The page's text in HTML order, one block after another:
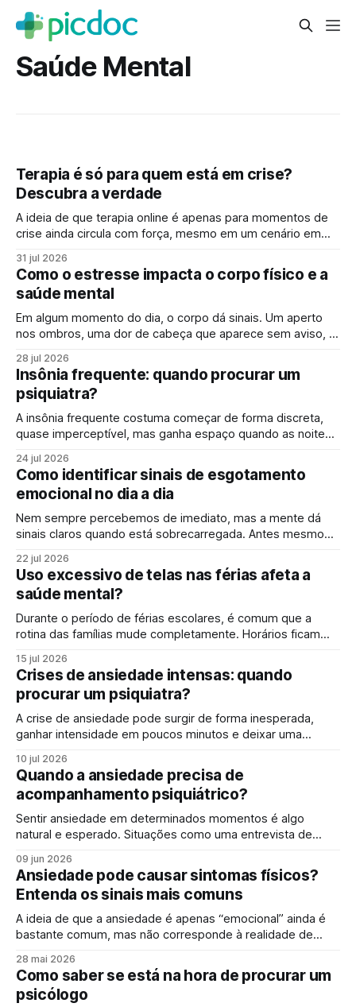
Saúde Mental
Terapia é só para quem está em crise?
Descubra a verdade
A ideia de que terapia online é apenas para momentos de
crise ainda circula com força, mesmo em um cenário em
Para muita gente, buscar um psicólogo online parece um
sinal de que “algo saiu do controle”. Mas essa percepção,
31 jul 2026
Como o estresse impacta o corpo físico e a
saúde mental
Em algum momento do dia, o corpo dá sinais. Um aperto
nos ombros, uma dor de cabeça que aparece sem aviso, o
Muitas vezes, esses sintomas parecem isolados, mas
podem estar ligados a algo maior: os efeitos do estresse
no corpo. Em
28 jul 2026
Insônia frequente: quando procurar um
psiquiatra?
A insônia frequente costuma começar de forma discreta,
quase imperceptível, mas ganha espaço quando as noites
parte da rotina. Nem sempre é sobre não dormir nada. Às
vezes, a dificuldade está em pegar no sono, em acordar
várias vezes durante
24 jul 2026
Como identificar sinais de esgotamento
emocional no dia a dia
Nem sempre percebemos de imediato, mas a mente dá
sinais claros quando está sobrecarregada. Antes mesmo
uma sensação constante de desgaste, como se tudo
exigisse mais esforço do que deveria. O acúmulo de
responsabilidades, preocupações e cobranças vai se
instalando aos poucos.
22 jul 2026
Uso excessivo de telas nas férias afeta a
saúde mental?
Durante o período de férias escolares, é comum que a
rotina das famílias mude completamente. Horários ficam
o tempo dedicado a dispositivos digitais aumenta,
impactando diretamente a saúde mental de crianças e
adolescentes. Nesse cenário, cresce a busca por temas
como psicólogo
15 jul 2026
Crises de ansiedade intensas: quando
procurar um psiquiatra?
A crise de ansiedade pode surgir de forma inesperada,
ganhar intensidade em poucos minutos e deixar uma
faça parte da vida, quando ela ultrapassa certos limites,
começa a afetar o corpo, a mente e a rotina de forma
significativa. Muitas pessoas
10 jul 2026
Quando a ansiedade precisa de
acompanhamento psiquiátrico?
Sentir ansiedade em determinados momentos é algo
natural e esperado. Situações como uma entrevista de
preocupações financeiras ativam uma resposta do
organismo que aumenta o estado de alerta e prepara o
corpo para agir. Esse tipo de ansiedade é funcional e,
09 jun 2026
Ansiedade pode causar sintomas físicos?
Entenda os sinais mais comuns
A ideia de que a ansiedade é apenas “emocional” ainda é
bastante comum, mas não corresponde à realidade de
físicos da ansiedade fazem parte de uma experiência real e
intensa, que vai além do emocional. Quando falamos de
ansiedade, estamos
28 mai 2026
Como saber se está na hora de procurar um
psicólogo